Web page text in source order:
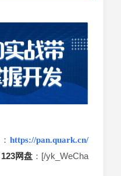
：https://pan.quark.cn/
123网盘：[/yk_WeCha